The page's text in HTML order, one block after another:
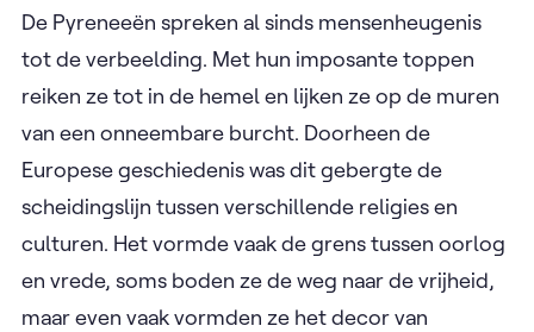
De Pyreneeën spreken al sinds mensenheugenis
tot de verbeelding. Met hun imposante toppen
reiken ze tot in de hemel en lijken ze op de muren
van een onneembare burcht. Doorheen de
Europese geschiedenis was dit gebergte de
scheidingslijn tussen verschillende religies en
culturen. Het vormde vaak de grens tussen oorlog
en vrede, soms boden ze de weg naar de vrijheid,
maar even vaak vormden ze het decor van